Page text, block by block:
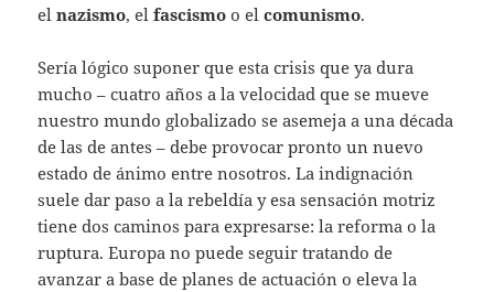
elnazismo, elfascismo o elcomunismo.
Sería lógico suponer que esta crisis que ya dura
mucho – cuatro años a la velocidad que se mueve
nuestro mundo globalizado se asemeja a una década
de las de antes – debe provocar pronto un nuevo
estado de ánimo entre nosotros. La indignación
suele dar paso a la rebeldía y esa sensación motriz
tiene dos caminos para expresarse: la reforma o la
ruptura. Europa no puede seguir tratando de
avanzar a base de planes de actuación o eleva la